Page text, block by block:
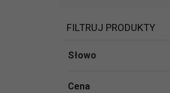
FILTRUJ PRODUKTY
Słowo
Cena